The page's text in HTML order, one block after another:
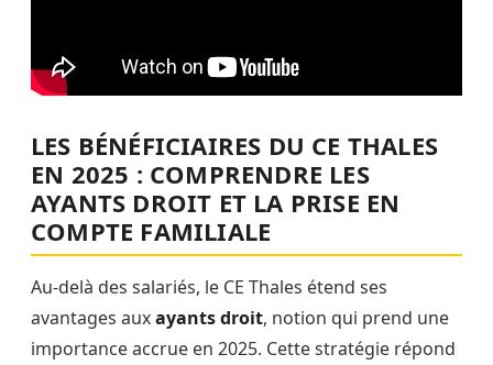
LES BÉNÉFICIAIRES DU CE THALES
EN 2025 : COMPRENDRE LES
AYANTS DROIT ET LA PRISE EN
COMPTE FAMILIALE
Au-delà des salariés, le CE Thales étend ses
avantages auxayants droit, notion qui prend une
importance accrue en 2025. Cette stratégie répond